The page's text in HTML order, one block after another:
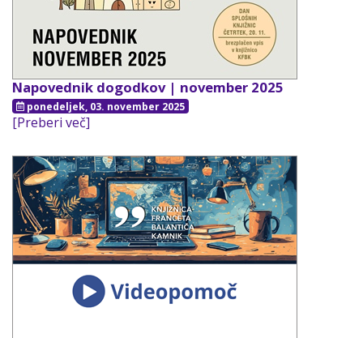
Napovednik dogodkov | november 2025
ponedeljek, 03. november 2025
[Preberi več]